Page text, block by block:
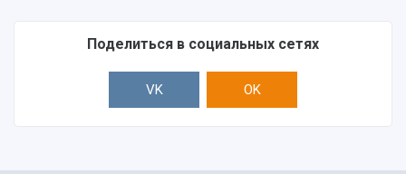
Поделиться в социальных сетях
VK OK